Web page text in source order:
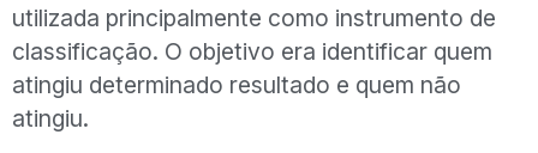
utilizada principalmente como instrumento de
classificação. O objetivo era identificar quem
atingiu determinado resultado e quem não
atingiu.